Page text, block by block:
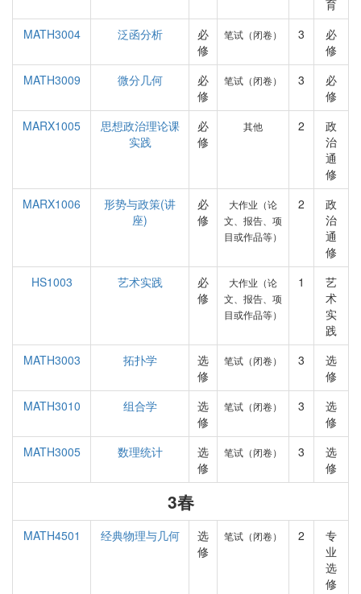
育
MATH3004
泛函分析
必
修
笔试（闭卷） 3
必
修
MATH3009
微分几何
必
修
笔试（闭卷） 3
必
修
MARX1005
思想政治理论课
实践
必
修
其他 2
政
治
通
修
MARX1006
形势与政策(讲
座)
必
修
大作业（论
文、报告、项
目或作品等）
2
政
治
通
修
HS1003
艺术实践
必
修
大作业（论
文、报告、项
目或作品等）
1
艺
术
实
践
MATH3003
拓扑学
选
修
笔试（闭卷） 3
选
修
MATH3010
组合学
选
修
笔试（闭卷） 3
选
修
MATH3005
数理统计
选
修
笔试（闭卷） 3
选
修
3春
MATH4501 经典物理与几何
选
修
笔试（闭卷） 2
专
业
选
修